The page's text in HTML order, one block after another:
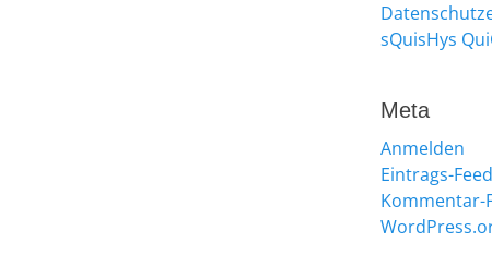
sQuisHys
Meta
Anmelden
Eintrags-Feed
Kommentar-